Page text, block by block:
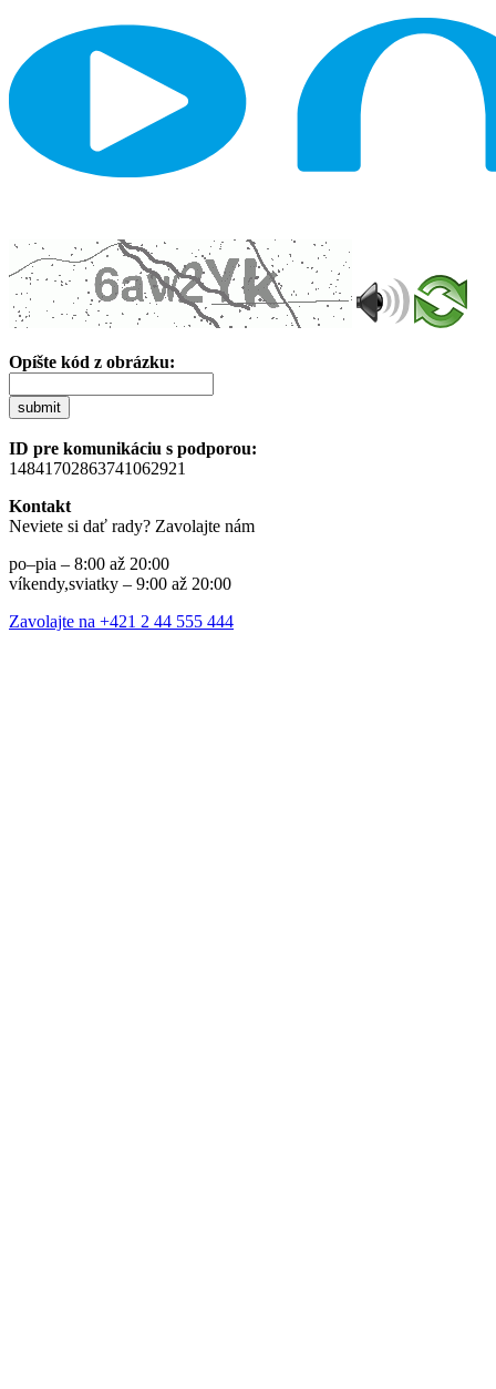
Opíšte kód z obrázku:
submit
ID pre komunikáciu s podporou:
14841702863741062921
Kontakt
Neviete si dať rady? Zavolajte nám
po–pia – 8:00 až 20:00
víkendy,sviatky – 9:00 až 20:00
Zavolajte na +421 2 44 555 444